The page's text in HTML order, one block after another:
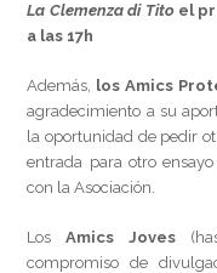
La Clemenza di Titoel
a las 17h
Además, los Amics
agradecimiento a su
la oportunidad de pedir
entrada para otro
con la Asociación.
LosAmics Joves
compromiso de